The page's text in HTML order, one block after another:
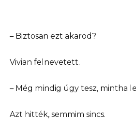
– Biztosan ezt akarod?
Vivian felnevetett.
– Még mindig úgy tesz, mintha
Azt hitték, semmim sincs.